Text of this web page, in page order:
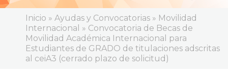
Inicio » Ayudas y Convocatorias » Movilidad
Internacional » Convocatoria de Becas de
Movilidad Académica Internacional para
Estudiantes de GRADO de titulaciones adscritas
al ceiA3 (cerrado plazo de solicitud)